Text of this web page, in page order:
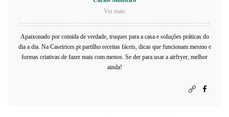
Ver mais
Apaixonado por comida de verdade, truques para a casa e soluções práticas do
dia a dia. Na Caseirices.pt partilho receitas fáceis, dicas que funcionam mesmo e
formas criativas de fazer mais com menos. Se der para usar a airfryer, melhor
ainda!